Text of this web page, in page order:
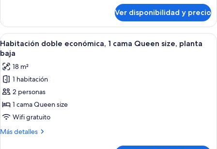
montaña
superior,
piscina
privada,
junto
la
montaña
Ver disponibilidad y precio
Ver
todas
las
fotos
de
Habitación
doble
económica,
1
Una habitación de hotel con una
6
Habitación doble económica, 1 cama Queen size, planta
baja
18 m²
1 habitación
2 personas
1 cama Queen size
Wifi gratuito
Más detalles
Más